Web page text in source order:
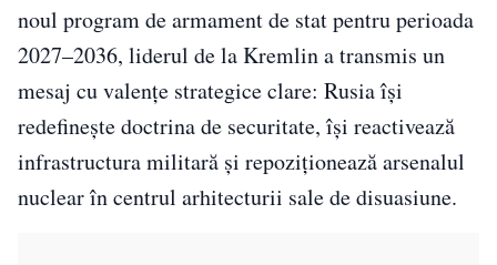
noul program de armament de stat pentru perioada
2027–2036, liderul de la Kremlin a transmis un
mesaj cu valențe strategice clare: Rusia își
redefinește doctrina de securitate, își reactivează
infrastructura militară și repoziționează arsenalul
nuclear în centrul arhitecturii sale de disuasiune.